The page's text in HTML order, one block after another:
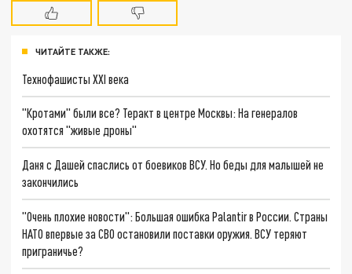
ЧИТАЙТЕ ТАКЖЕ:
Технофашисты XXI века
"Кротами" были все? Теракт в центре Москвы: На генералов
охотятся "живые дроны"
Даня с Дашей спаслись от боевиков ВСУ. Но беды для малышей не
закончились
"Очень плохие новости": Большая ошибка Palantir в России. Страны
НАТО впервые за СВО остановили поставки оружия. ВСУ теряют
приграничье?